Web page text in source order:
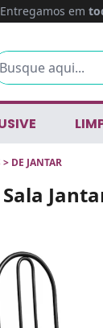
Entregamos em
> DE JANTAR